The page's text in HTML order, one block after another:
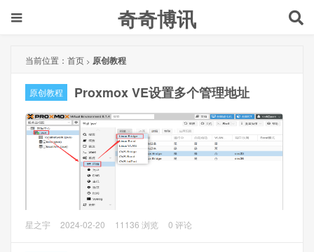
奇奇博讯
当前位置： 首页 > 原创教程
原创教程 Proxmox VE设置多个管理地址
Proxmox VE（以下简称PVE）设置多个管理地址，用于内外
星之宇 2024-02-20 11136 浏览 0 评论